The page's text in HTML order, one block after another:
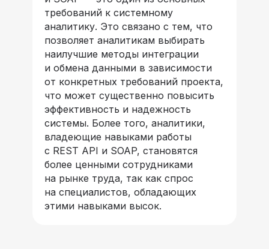
требований к системному
аналитику. Это связано с тем, что
позволяет аналитикам выбирать
наилучшие методы интеграции
и обмена данными в зависимости
от конкретных требований проекта,
что может существенно повысить
эффективность и надежность
системы. Более того, аналитики,
владеющие навыками работы
с REST API и SOAP, становятся
более ценными сотрудниками
на рынке труда, так как спрос
на специалистов, обладающих
этими навыками высок.